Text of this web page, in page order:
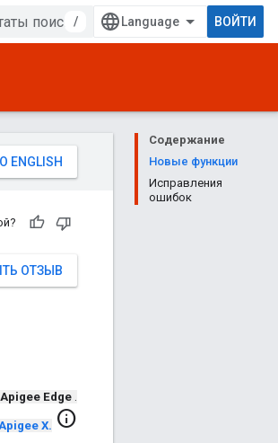
/ ВОЙТИ
Содержание
Новые функции
Исправления
ошибок
ОТЗЫВ
Apigee Edge .
X. info